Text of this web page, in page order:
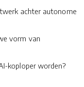
achter autonome
vorm van
koploper worden?